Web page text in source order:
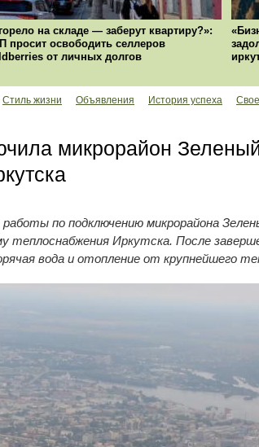
на складе — заберут квартиру?»:
просит освободить селлеров
от личных долгов
Стиль жизни Объявления История успеха
микрорайон
по подключению микрорайона
Иркутска. После
вода и отопление от крупнейшего